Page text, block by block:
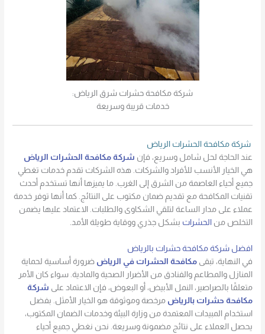
شركة مكافحة حشرات شرق الرياض:
خدمات قريبة وسريعة
شركة مكافحة الحشرات الرياض
عند الحاجة لحل شامل وسريع، فإن شركة مكافحة الحشرات الرياض
هي الخيار الأنسب للأفراد والشركات. هذه الشركات تقدم خدمات تغطي
جميع أحياء العاصمة من الشرق إلى الغرب. ما يميزها أنها تستخدم أحدث
تقنيات المكافحة مع تقديم ضمان مكتوب على النتائج. كما أنها توفر خدمة
عملاء على مدار الساعة لتلقي الشكاوى والطلبات. الاعتماد عليها يضمن
التخلص من
الحشرات بشكل جذري ووقاية طويلة الأمد.
افضل شركة مكافحة حشرات بالرياض
في النهاية، تبقىمكافحة الحشرات في الرياض ضرورة أساسية لحماية
المنازل والمطاعم والفنادق من الأضرار الصحية والمادية. سواء كان الأمر
متعلقًا بالصراصير، النمل الأبيض، أو البعوض، فإن الاعتماد على شركة
مكافحة حشرات بالرياض مرخصة وموثوقة هو الخيار الأمثل. بفضل
استخدام المبيدات المعتمدة من وزارة البيئة وخدمات الضمان المكتوب،
يحصل العملاء على نتائج مضمونة وسريعة. نحن نغطي جميع أحياء